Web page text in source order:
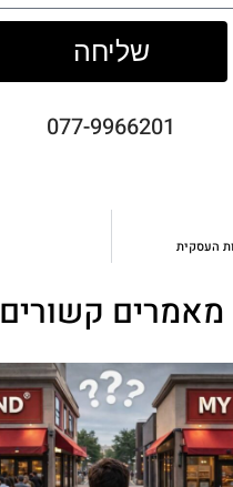
שליחה
077-9966201
העסקית
מאמרים קשורים